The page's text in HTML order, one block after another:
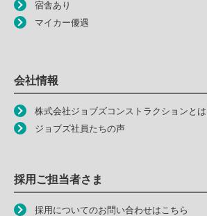
宿舎あり
マイカー優遇
会社情報
株式会社ジョブズコンストラクションとは
ジョブズ社員たちの声
採用ご担当者さま
採用についてのお問い合わせはこちら